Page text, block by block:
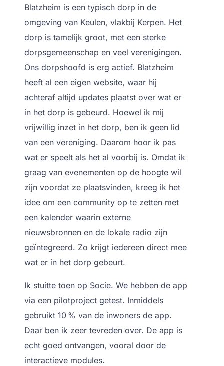
Blatzheim is een typisch dorp in de
omgeving van Keulen, vlakbij Kerpen. Het
dorp is tamelijk groot, met een sterke
dorpsgemeenschap en veel verenigingen.
Ons dorpshoofd is erg actief. Blatzheim
heeft al een eigen website, waar hij
achteraf altijd updates plaatst over wat er
in het dorp is gebeurd. Hoewel ik mij
vrijwillig inzet in het dorp, ben ik geen lid
van een vereniging. Daarom hoor ik pas
wat er speelt als het al voorbij is. Omdat ik
graag van evenementen op de hoogte wil
zijn voordat ze plaatsvinden, kreeg ik het
idee om een community op te zetten met
een kalender waarin externe
nieuwsbronnen en de lokale radio zijn
geïntegreerd. Zo krijgt iedereen direct mee
wat er in het dorp gebeurt.
Ik stuitte toen op Socie. We hebben de app
via een pilotproject getest. Inmiddels
gebruikt 10 % van de inwoners de app.
Daar ben ik zeer tevreden over. De app is
echt goed ontvangen, vooral door de
interactieve modules.